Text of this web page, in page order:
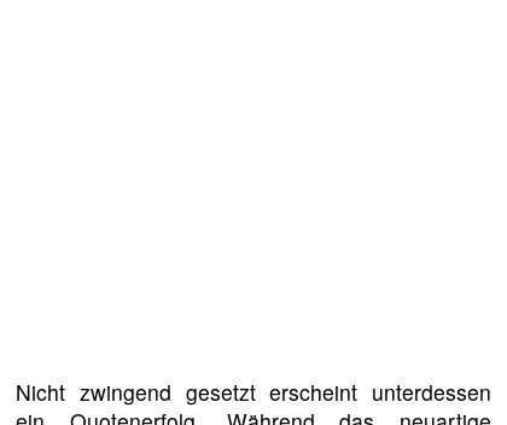
Nicht zwingend gesetzt erscheint unterdessen